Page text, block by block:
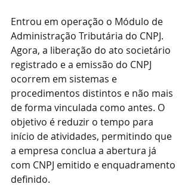
Entrou em operação o Módulo de
Administração Tributária do CNPJ.
Agora, a liberação do ato societário
registrado e a emissão do CNPJ
ocorrem em sistemas e
procedimentos distintos e não mais
de forma vinculada como antes. O
objetivo é reduzir o tempo para
início de atividades, permitindo que
a empresa conclua a abertura já
com CNPJ emitido e enquadramento
definido.